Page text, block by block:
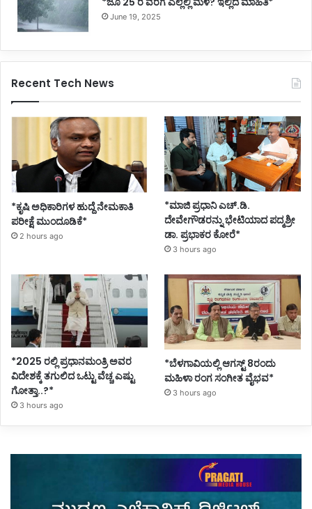
June 19, 2025
Recent Tech News
*ಕೃಷಿ ಅಧಿಕಾರಿಗಳ ಹುದ್ದೆ ನೇಮಕಾತಿ
ಪರೀಕ್ಷೆ ಮುಂದೂಡಿಕೆ*
2 hours ago
*ಮಾಜಿ ಪ್ರಧಾನಿ ಎಚ್.ಡಿ.
ದೇವೇಗೌಡರನ್ನು ಭೇಟಿಯಾದ ಪದ್ಮಶ್ರೀ
ಡಾ. ಪ್ರಭಾಕರ ಕೋರೆ*
3 hours ago
*2025 ರಲ್ಲಿ ಪ್ರಧಾನಮಂತ್ರಿ ಅವರ
ವಿದೇಶಕ್ಕೆ ತಗುಲಿದ ಒಟ್ಟು ವೆಚ್ಚ ಎಷ್ಟು
ಗೋತ್ತಾ..?*
3 hours ago
*ಬೆಳಗಾವಿಯಲ್ಲಿ ಆಗಸ್ಟ್ 8ರಂದು
ಮಹಿಳಾ ರಂಗ ಸಂಗೀತ ವೈಭವ*
3 hours ago